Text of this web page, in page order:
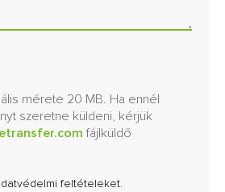
mérete 20 MB. Ha ennél
szeretne küldeni, kérjük
fájlküldő
feltételeket.